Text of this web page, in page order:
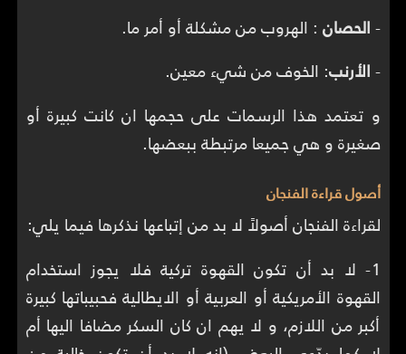
-الحصان : الهروب من مشكلة أو أمر ما.
-الأرنب: الخوف من شيء معين.
و تعتمد هذا الرسمات على حجمها ان كانت كبيرة أو
صغيرة و هي جميعا مرتبطة ببعضها.
أصول قراءة الفنجان
لقراءة الفنجان أصولاً لا بد من إتباعها نذكرها فيما يلي:
1- لا بد أن تكون القهوة تركية فلا يجوز استخدام
القهوة الأمريكية أو العربية أو الايطالية فحبيباتها كبيرة
أكبر من اللازم، و لا يهم ان كان السكر مضافا اليها أم